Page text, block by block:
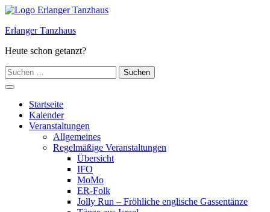
Zum
springen
Erlanger Tanzhaus
Heute schon getanzt?
Suchen
nach:
Hauptmenü
Startseite
Kalender
Veranstaltungen
Allgemeines
Regelmäßige Veranstaltungen
Übersicht
IFO
MoMo
ER-Folk
Jolly Run – Fröhliche englische Gassentänze